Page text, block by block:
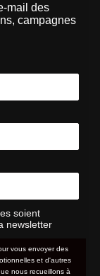
mail des
campagnes
soient
newsletter
vous envoyer des
et d'autres
nous recueillons à